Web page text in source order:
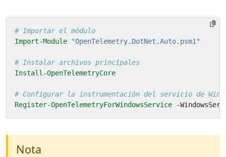
# Importar el módulo
Import-Module
"OpenTelemetry.DotNet.Auto.psm1"
# Instalar archivos principales
Install-OpenTelemetryCore
# Configurar la instrumentación del servicio de
Register-OpenTelemetryForWindowsService
-
Nota